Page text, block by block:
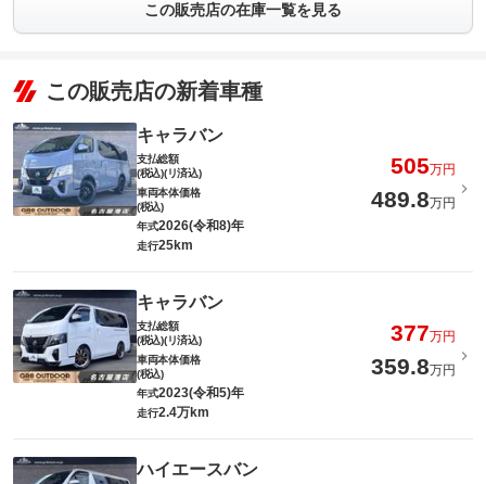
この販売店の在庫一覧を見る
この販売店の新着車種
キャラバン
支払総額
(税込)(リ済込)
505万円
車両本体価格
(税込)
489.8万円
年式2026(令和8)年
走行25km
キャラバン
支払総額
(税込)(リ済込)
377万円
車両本体価格
(税込)
359.8万円
年式2023(令和5)年
走行2.4万km
ハイエースバン